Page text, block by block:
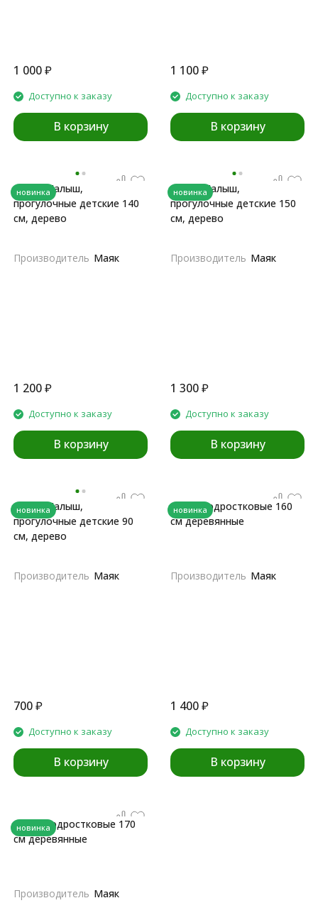
1 000₽
Доступно к заказу
В корзину
1 100₽
Доступно к заказу
В корзину
новинка
​Лыжи Малыш,
прогулочные детские 140
см, дерево
Производитель Маяк
1 200₽
Доступно к заказу
В корзину
новинка
​Лыжи Малыш,
прогулочные детские 150
см, дерево
Производитель Маяк
1 300₽
Доступно к заказу
В корзину
новинка
Лыжи Малыш,
прогулочные детские 90
см, дерево
Производитель Маяк
700₽
Доступно к заказу
В корзину
новинка
Лыжи подростковые 160
см деревянные
Производитель Маяк
1 400₽
Доступно к заказу
В корзину
новинка
Лыжи подростковые 170
см деревянные
Производитель Маяк